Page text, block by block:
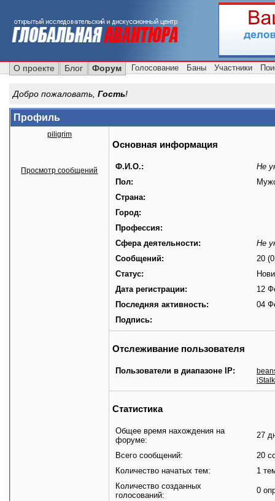
О проекте Блог Форум Голосование Баны Участники
Добро пожаловать, Гость!
Профиль
piligrim
Просмотр сообщений
Основная информация
Ф.И.О.:
Не
Пол:
Страна:
Город:
Профессия:
Сфера деятельности:
Не
Сообщений:
20
Статус:
Дата регистрации:
12
Последняя активность:
04
Подпись:
Отслеживание пользователя
Пользователи в диапазоне IP:
Статистика
Общее время нахождения на
форуме:
27
Всего сообщений:
20
Количество начатых тем:
1
Количество созданных
голосований:
0